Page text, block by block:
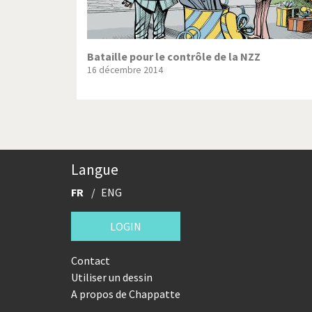
Bataille pour le contrôle de la NZZ
16 décembre 2014
Langue
FR ENG
LOGIN
Contact
Utiliser un dessin
A propos de Chappatte